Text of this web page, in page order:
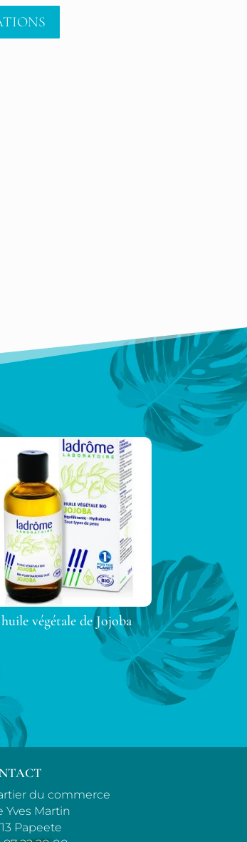
huile végétale de Jojoba
du commerce
Yves Martin
Papeete